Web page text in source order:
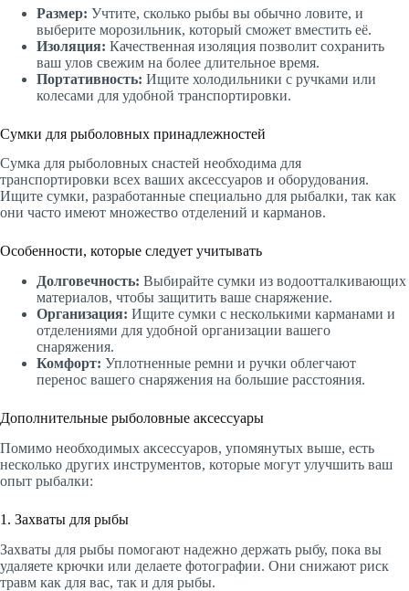
Размер: Учтите, сколько рыбы вы обычно ловите, и
выберите морозильник, который сможет вместить её.
Изоляция: Качественная изоляция позволит сохранить
ваш улов свежим на более длительное время.
Портативность: Ищите холодильники с ручками или
колесами для удобной транспортировки.
Сумки для рыболовных принадлежностей
Сумка для рыболовных снастей необходима для
транспортировки всех ваших аксессуаров и оборудования.
Ищите сумки, разработанные специально для рыбалки, так как
они часто имеют множество отделений и карманов.
Особенности, которые следует учитывать
Долговечность: Выбирайте сумки из водоотталкивающих
материалов, чтобы защитить ваше снаряжение.
Организация: Ищите сумки с несколькими карманами и
отделениями для удобной организации вашего
снаряжения.
Комфорт: Уплотненные ремни и ручки облегчают
перенос вашего снаряжения на большие расстояния.
Дополнительные рыболовные аксессуары
Помимо необходимых аксессуаров, упомянутых выше, есть
несколько других инструментов, которые могут улучшить ваш
опыт рыбалки:
1. Захваты для рыбы
Захваты для рыбы помогают надежно держать рыбу, пока вы
удаляете крючки или делаете фотографии. Они снижают риск
травм как для вас, так и для рыбы.